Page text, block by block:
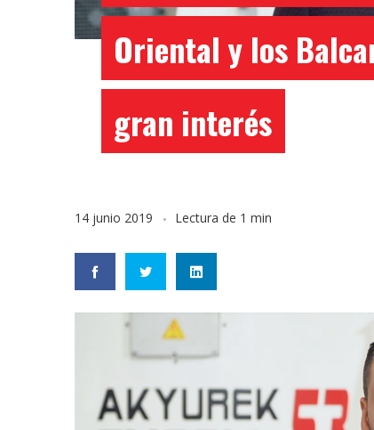
Oriental y los
gran interés
14 junio 2019 Lectura de 1 min